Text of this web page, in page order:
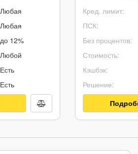
Любая
Любая
до 12%
Любой
Есть
Есть
Кред. лимит:
ПСК:
Без процентов:
Стоимость:
Кэшбэк:
Решение: